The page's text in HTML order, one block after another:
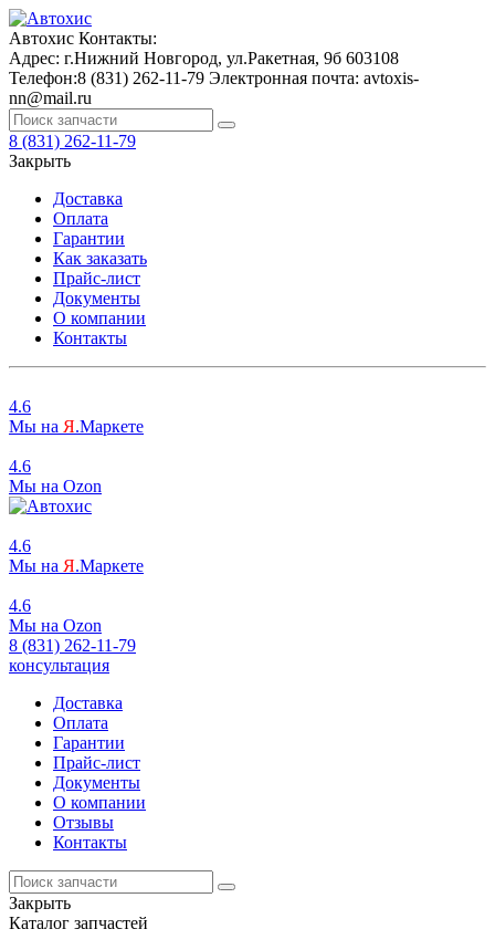
Автохис Контакты:
Адрес: г.Нижний Новгород, ул.Ракетная, 9б 603108
Телефон:8 (831) 262-11-79 Электронная почта: avtoxis-
nn@mail.ru
8 (831) 262-11-79
Закрыть
Доставка
Оплата
Гарантии
Как заказать
Прайс-лист
Документы
О компании
Контакты
4.6
Мы на Я.Маркете
4.6
Мы на Ozon
4.6
Мы на Я.Маркете
4.6
Мы на Ozon
8 (831) 262-11-79
консультация
Доставка
Оплата
Гарантии
Прайс-лист
Документы
О компании
Отзывы
Контакты
Закрыть
Каталог запчастей